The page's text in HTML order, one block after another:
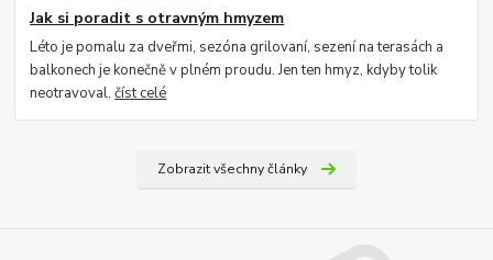
Jak si poradit s otravným hmyzem
Léto je pomalu za dveřmi, sezóna grilovaní, sezení na terasách a
balkonech je konečně v plném proudu. Jen ten hmyz, kdyby tolik
neotravoval.číst celé
Zobrazit všechny články